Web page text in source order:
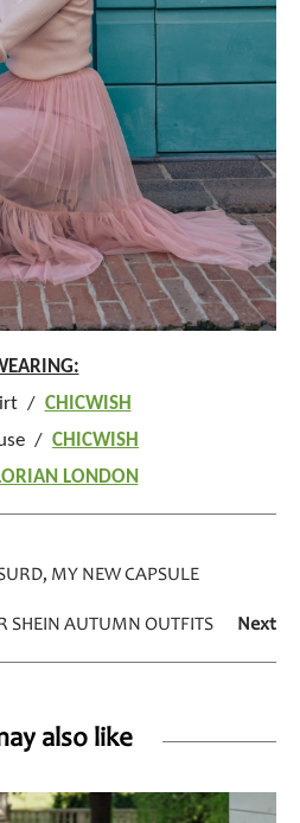
/ CHICWISH
/ CHICWISH
LONDON
MY NEW CAPSULE
Next
SHEIN AUTUMN OUTFITS
also like